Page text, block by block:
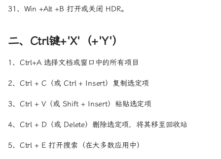
31、Win +Alt +B 打开或关闭 HDR。
二、Ctrl键+'X'（+'Y'）
1、Ctrl+A 选择文档或窗口中的所有项目
2、Ctrl + C（或 Ctrl + Insert）复制选定项
3、Ctrl + V（或 Shift + Insert）粘贴选定项
4、Ctrl + D（或 Delete）删除选定项，将其移至回收站
5、Ctrl + E 打开搜索（在大多数应用中）